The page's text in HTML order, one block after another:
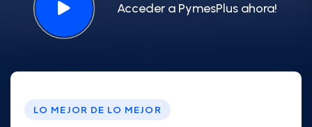
Acceder a PymesPlus ahora!
LO MEJOR DE LO MEJOR